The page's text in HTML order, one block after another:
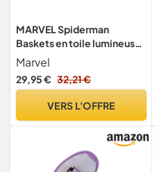
MARVEL Spiderman
Baskets en toile lumineuses
pour garçons avec lumières
clignotantes, noir/gris, 31
EU
Marvel
29,95 € 32,21 €
VERS L'OFFRE